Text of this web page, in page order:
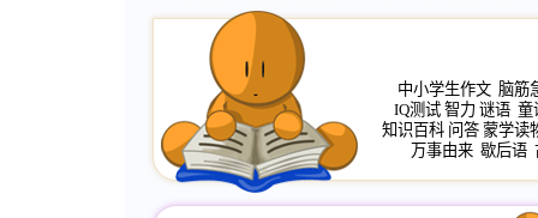
中小学生作文 脑筋
IQ测试 智力 谜语 童
知识百科 问答 蒙学读
万事由来 歇后语